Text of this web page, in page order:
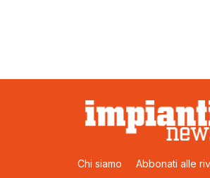
Chi siamo Abbonati alle